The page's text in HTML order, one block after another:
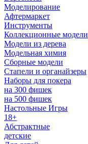
Моделирование
Афтермаркет
Инструменты
Коллекционные модели
Модели из дерева
Модельная химия
Сборные модели
Стапели и органайзеры
Наборы для покера
на 300 фишек
на 500 фишек
Настольные Игры
18+
Абстрактные
детские